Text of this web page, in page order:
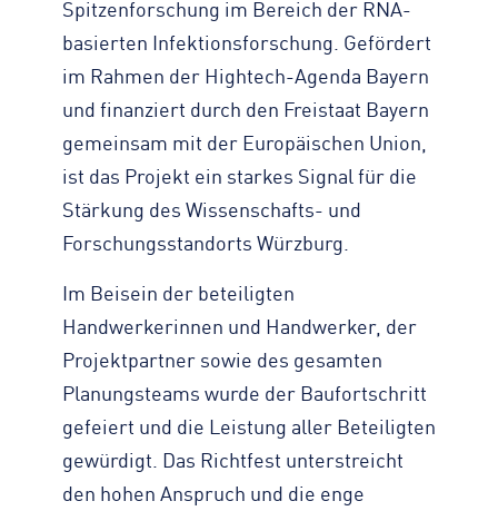
Spitzenforschung im Bereich der RNA-
basierten Infektionsforschung. Gefördert
im Rahmen der Hightech-Agenda Bayern
und finanziert durch den Freistaat Bayern
gemeinsam mit der Europäischen Union,
ist das Projekt ein starkes Signal für die
Stärkung des Wissenschafts- und
Forschungsstandorts Würzburg.
Im Beisein der beteiligten
Handwerkerinnen und Handwerker, der
Projektpartner sowie des gesamten
Planungsteams wurde der Baufortschritt
gefeiert und die Leistung aller Beteiligten
gewürdigt. Das Richtfest unterstreicht
den hohen Anspruch und die enge